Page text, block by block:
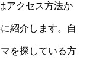
アクセス方法か
紹介します。自
を探している方